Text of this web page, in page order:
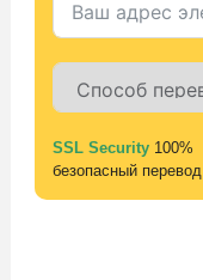
Alternative:
SSL Security 100%
безопасный перевод